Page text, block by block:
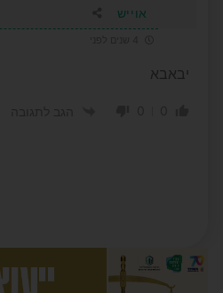
אוייש
יבאבא